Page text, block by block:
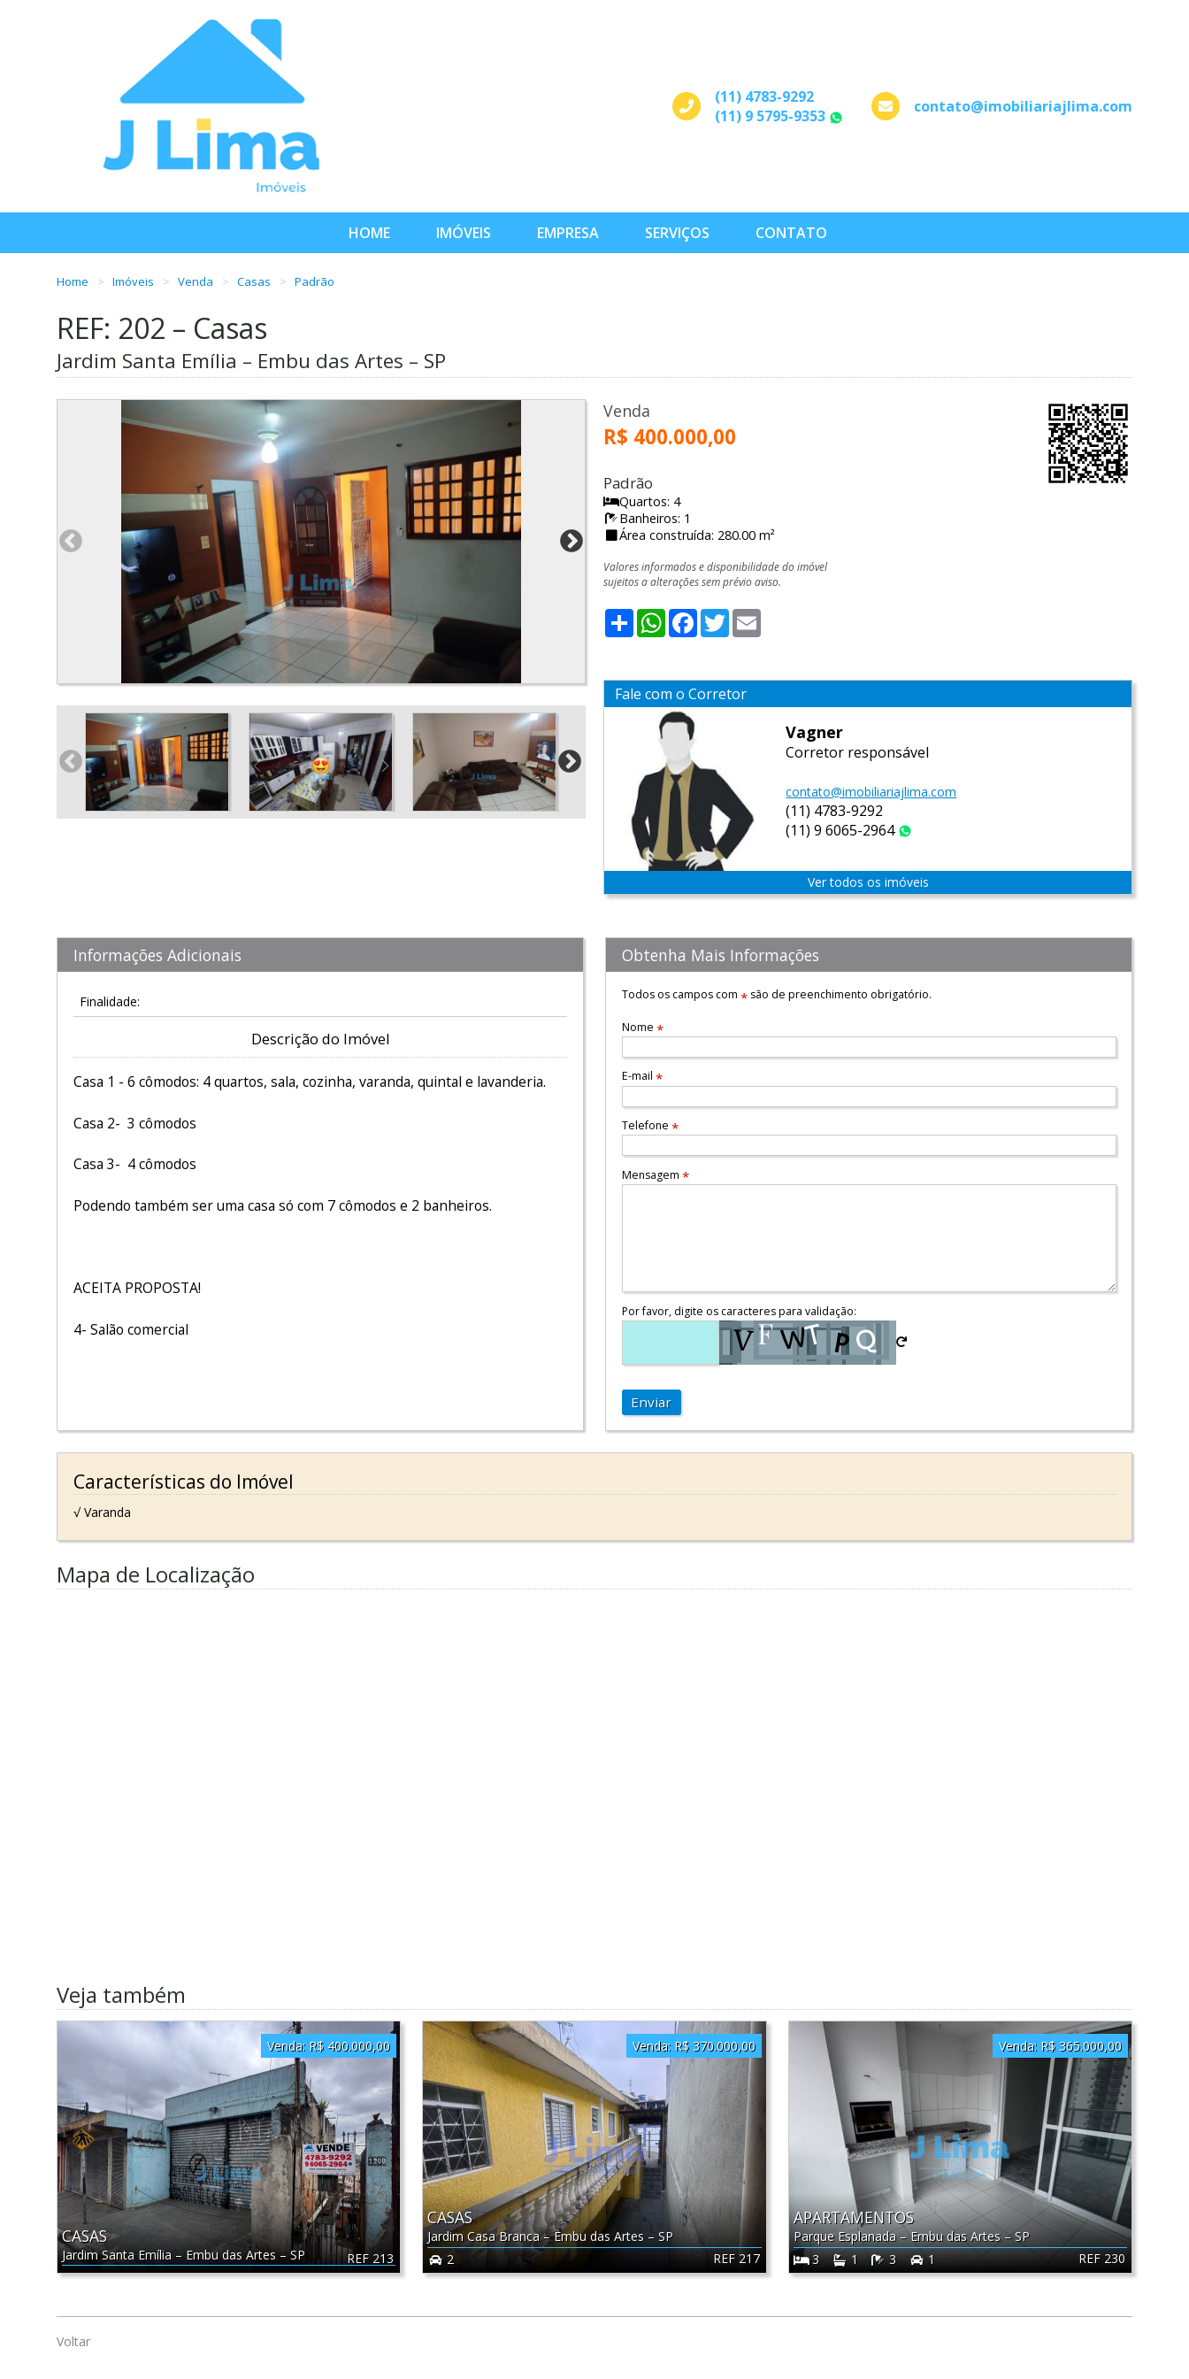
(11) 4783-9292
(11) 9 5795-9353
WhatsApp
contato@imobiliariajlima.com
HOME IMÓVEIS EMPRESA SERVIÇOS CONTATO
Home Imóveis Venda Casas Padrão
REF: 202 – Casas
Jardim Santa Emília – Embu das Artes – SP
Venda
R$ 400.000,00
Padrão
Quartos: 4
Banheiros: 1
Área construída: 280.00 m²
Valores informados e disponibilidade do imóvel
sujeitos a alterações sem prévio aviso.
ShareWhatsApp
Facebook
Twitter
Fale com o Corretor
Vagner
Corretor responsável
contato@imobiliariajlima.com
(11) 4783-9292
(11) 9 6065-2964
Ver todos os imóveis
Informações Adicionais
Finalidade:
Descrição do Imóvel
Casa 1 - 6 cômodos: 4 quartos, sala, cozinha, varanda, quintal e lavanderia.
Casa 2- 3 cômodos
Casa 3- 4 cômodos
Podendo também ser uma casa só com 7 cômodos e 2 banheiros.
ACEITA PROPOSTA!
4- Salão comercial
Obtenha Mais Informações
Todos os campos com *são de preenchimento obrigatório.
Nome *
E-mail *
Telefone *
Mensagem *
Por favor, digite os caracteres para validação:
Enviar
Características do Imóvel
√ Varanda
Mapa de Localização
Veja também
REF 213
CASAS
Jardim Santa Emília – Embu das Artes– SP
Venda: R$ 400.000,00
REF 217
CASAS
Jardim Casa Branca–Embu das Artes –SP
2
Venda: R$ 370.000,00
REF 230
APARTAMENTOS
Parque Esplanada–Embu das Artes–SP
3
1 3 1
Venda: R$ 365.000,00
Voltar